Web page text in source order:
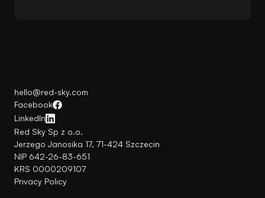
hello@red-sky.com
Facebook
LinkedIn
Red Sky Sp z o.o.
Jerzego Janosika 17, 71-424 Szczecin
NIP 642-26-83-651
KRS 0000209107
Privacy Policy